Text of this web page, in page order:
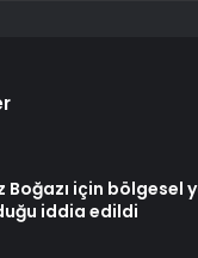
Boğazı için bölgesel
iddia edildi